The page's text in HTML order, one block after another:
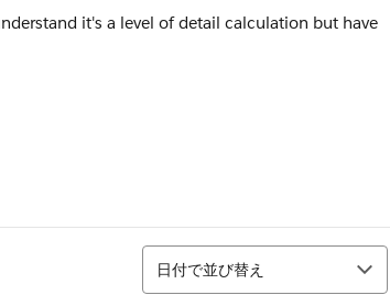
it's a level of detail calculation but have
並び替え
日付で並び替え